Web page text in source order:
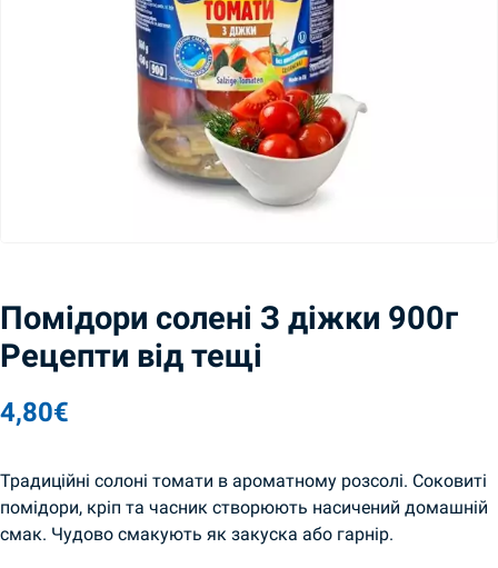
Помідори солені З діжки 900г
Рецепти від тещі
4,80€
Традиційні солоні томати в ароматному розсолі. Соковиті
помідори, кріп та часник створюють насичений домашній
смак. Чудово смакують як закуска або гарнір.